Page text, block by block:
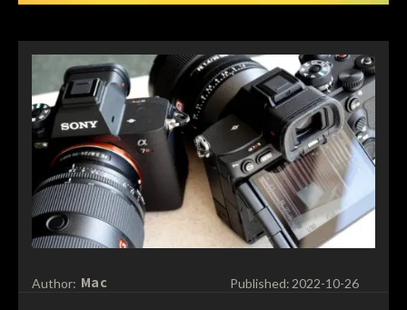
Author: Mac Published: 2022-10-26